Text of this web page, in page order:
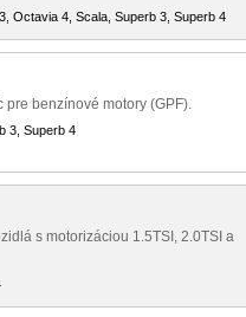
Octavia 4, Scala, Superb 3, Superb 4
benzínové motory (GPF).
3, Superb 4
s motorizáciou 1.5TSI, 2.0TSI a